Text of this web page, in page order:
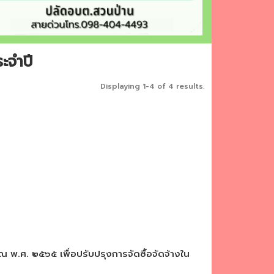
จำปี
Displaying 1-4 of 4 results.
ณ พ.ศ. ๒๕๖๕ เพื่อปรับปรุงการจัดซื้อจัดจ้างใน